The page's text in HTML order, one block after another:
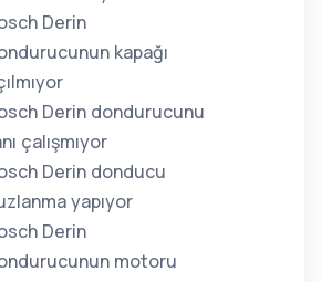
Derin
kapağı
Derin dondurucunu
çalışmıyor
Derin donducu
yapıyor
Derin
motoru